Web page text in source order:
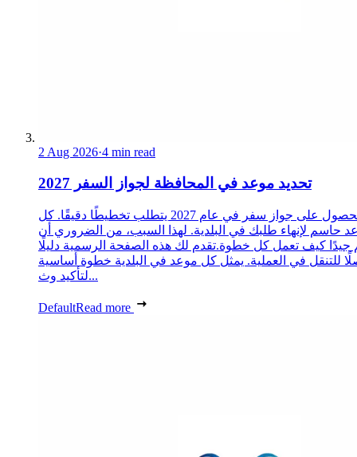
2 Aug 2026·4 min read
تحديد موعد في المحافظة لجواز السفر 2027
الحصول على جواز سفر في عام 2027 يتطلب تخطيطًا دقيقًا. كل
حاسم لإنهاء طلبك في البلدية. لهذا السبب، من الضروري أن
جيدًا كيف تعمل كل خطوة.تقدم لك هذه الصفحة الرسمية دليلًا
للتنقل في العملية. يمثل كل موعد في البلدية خطوة أساسية
لتأكيد وث...
DefaultRead more